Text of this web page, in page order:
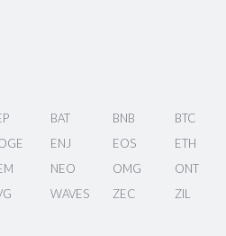
BAT BNB BTC
ENJ EOS ETH
NEO OMG ONT
WAVES ZEC ZIL